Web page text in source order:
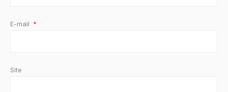
E-mail *
Site